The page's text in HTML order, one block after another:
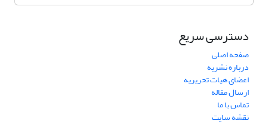
دسترسی سریع
صفحه اصلی
درباره نشریه
اعضای هیات تحریریه
ارسال مقاله
تماس با ما
نقشه سایت